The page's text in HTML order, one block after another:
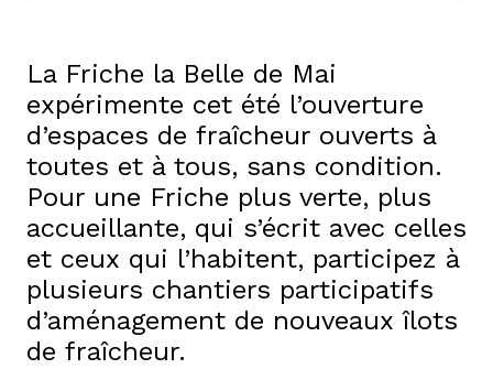
La Friche la Belle de Mai
expérimente cet été l’ouverture
d’espaces de fraîcheur ouverts à
toutes et à tous, sans condition.
Pour une Friche plus verte, plus
accueillante, qui s’écrit avec celles
et ceux qui l’habitent, participez à
plusieurs chantiers participatifs
d’aménagement de nouveaux îlots
de fraîcheur.